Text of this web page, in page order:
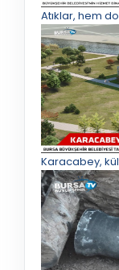
Atıklar, hem
Karacabey,